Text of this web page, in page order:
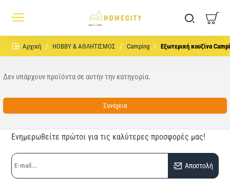
homeHOBBY & ΑΘΛΗΤΙΣΜΟΣ Camping Εξωτερική κουζίνα
Δεν υπάρχουν προϊόντα σε αυτήν την κατηγορία.
Συνέχεια
Ενημερωθείτε πρώτοι για τις καλύτερες προσφορές μας!
E-
mail...
Αποστολή